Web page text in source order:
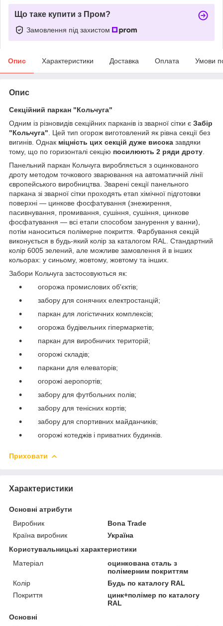
Що таке купити з Пром?
Замовлення під захистом
Опис Характеристики Доставка Оплата Умови
Опис
Секційний паркан "Кольчуга"
Одним із різновидів секційних парканів із зварної сітки є Забір
"Кольчуга" . Цей тип огорож виготовлений як рівна секції без
вигинів. Однак міцність цих секцій дуже висока завдяки
тому, що по горизонталі секцію посилюють 2 ряди дроту
Панельний паркан Кольчуга виробляється з оцинкованого
дроту методом точкового зварювання на автоматичній лінії
європейського виробництва. Зварені секції панельного
паркана зі зварної сітки проходять етап хімічної підготовки
поверхні — цинкове фосфатування (знежирення,
пасивнування, промивання, сушіння, сушіння, цинкове
фосфатування — всі етапи способом занурення у ванни),
потім наноситься полімерне покриття. Фарбування секцій
виконується в будь-який колір за каталогом RAL. Стандартний
колір 6005 зелений, але можливе замовлення й в інших
кольорах: у синьому, жовтому, жовтому та інших.
Забори Кольчуга застосовуються як:
огорожа промислових об'єктів;
забору для сонячних електростанцій;
паркан для логістичних комплексів;
огорожа будівельних гіпермаркетів;
паркан для виробничих територій;
огорожі складів;
паркани для елеваторів;
огорожі аеропортів;
забору для футбольних полів;
забору для тенісних кортів;
забору для спортивних майданчиків;
огорожі котеджів і приватних будинків.
Приховати
Характеристики
Основні атрибути
Виробник
Bona Trade
Країна виробник
Україна
Користувальницькі характеристики
Матеріал
оцинкована сталь з
полімерним покриттям
Колір
Будь по каталогу RAL
Покриття
цинк+полімер по каталогу
RAL
Основні